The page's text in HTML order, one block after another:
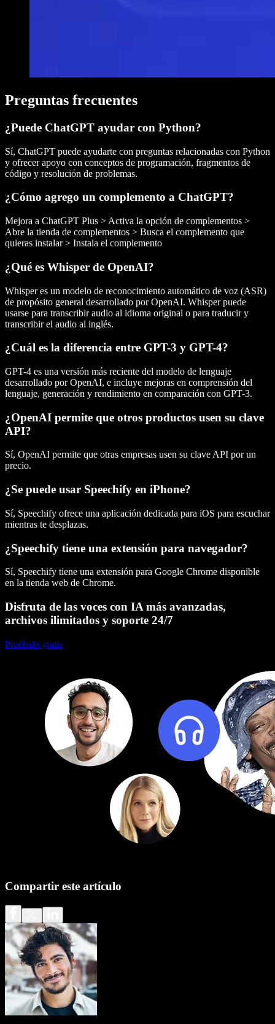
Preguntas frecuentes
¿Puede ChatGPT ayudar con Python?
Sí, ChatGPT puede ayudarte con preguntas relacionadas con Python
y ofrecer apoyo con conceptos de programación, fragmentos de
código y resolución de problemas.
¿Cómo agrego un complemento a ChatGPT?
Mejora a ChatGPT Plus > Activa la opción de complementos >
Abre la tienda de complementos > Busca el complemento que
quieras instalar > Instala el complemento
¿Qué es Whisper de OpenAI?
Whisper es un modelo de reconocimiento automático de voz (ASR)
de propósito general desarrollado por OpenAI. Whisper puede
usarse para transcribir audio al idioma original o para traducir y
transcribir el audio al inglés.
¿Cuál es la diferencia entre GPT-3 y GPT-4?
GPT-4 es una versión más reciente del modelo de lenguaje
desarrollado por OpenAI, e incluye mejoras en comprensión del
lenguaje, generación y rendimiento en comparación con GPT-3.
¿OpenAI permite que otros productos usen su clave
API?
Sí, OpenAI permite que otras empresas usen su clave API por un
precio.
¿Se puede usar Speechify en iPhone?
Sí, Speechify ofrece una aplicación dedicada para iOS para escuchar
mientras te desplazas.
¿Speechify tiene una extensión para navegador?
Sí, Speechify tiene una extensión para Google Chrome disponible
en la tienda web de Chrome.
Disfruta de las voces con IA más avanzadas,
archivos ilimitados y soporte 24/7
Pruébalo gratis
Compartir este artículo